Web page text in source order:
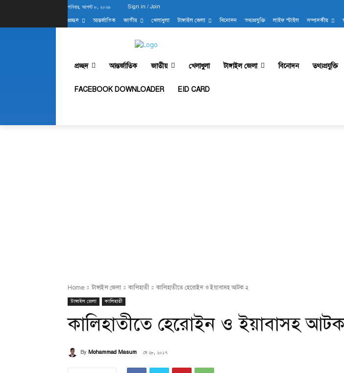
শনিবার, আগস্ট ৮, ২০২৬ Sign in / Join
প্রচ্ছদ আন্তর্জাতিক জাতীয় খেলাধুলা টাঙ্গাইল জেলা বিনোদন তথ্যপ্রযুক্তি লাইফ স্টাইল সম্পাদকীয়
প্রচ্ছদ আন্তর্জাতিক জাতীয় খেলাধুলা টাঙ্গাইল জেলা বিনোদন তথ্যপ্রযুক্তি
FACEBOOK DOWNLOADER EID CARD
Home টাঙ্গাইল জেলা কালিহাতী কালিহাতীতে হেরোইন ও ইয়াবাসহ আটক ২
টাঙ্গাইল জেলা কালিহাতী
কালিহাতীতে হেরোইন ও ইয়াবাসহ
By Mohammad Masum মে ২৮, ২০১৭